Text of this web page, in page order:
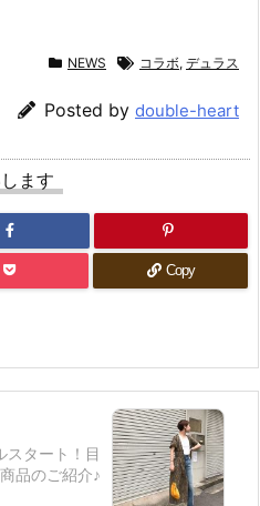
NEWS コラボ, デュラス
Posted by double-heart
ます
Copy
スタート！目
品のご紹介♪